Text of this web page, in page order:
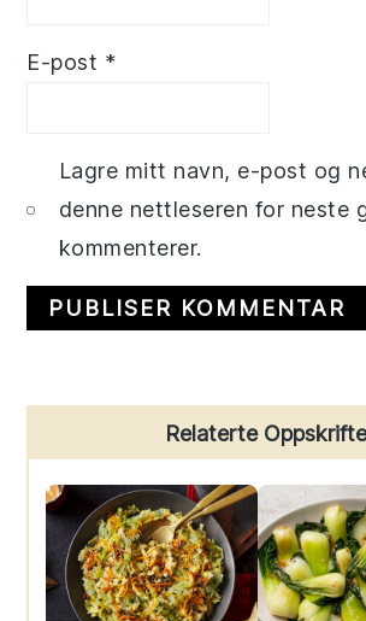
E-post *
Lagre mitt navn, e-post og
denne nettleseren for neste
kommenterer.
Sidebar
Relaterte